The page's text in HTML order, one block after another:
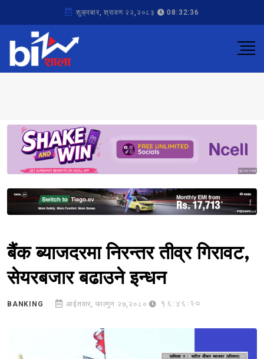
शुक्रबार, श्रावण २२,२०८३ 08:32:36
Sponsored
Sponsored
बैंक ब्याजदरमा निरन्तर तीव्र गिरावट,
सेयरबजार बढाउने इन्धन
BANKING आईतवार, फाल्गुन २७,२०८० 16:46:20